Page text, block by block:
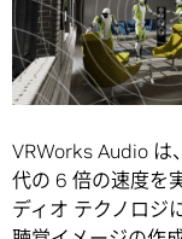
VRWorks Audio は
代の 6 倍の速度を
ディオ テクノロジ